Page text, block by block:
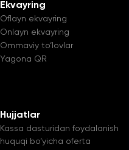
Ekvayring
Oflayn ekvayring
Onlayn ekvayring
Ommaviy to‘lovlar
Yagona QR
Hujjatlar
Kassa dasturidan foydalanish
huquqi bo‘yicha oferta